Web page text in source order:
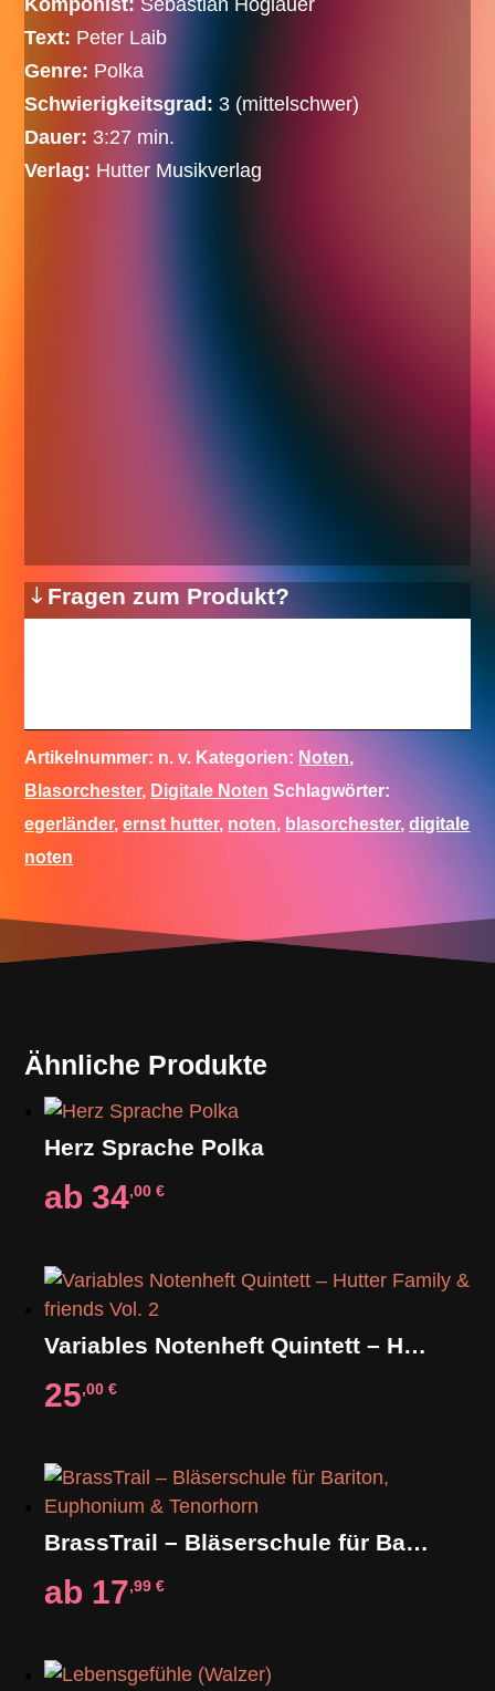
Komponist: Sebastian Höglauer
Text: Peter Laib
Genre: Polka
Schwierigkeitsgrad: 3 (mittelschwer)
Dauer: 3:27 min.
Verlag: Hutter Musikverlag
Fragen zum Produkt?
Artikelnummer: n. v. Kategorien: Noten,
Blasorchester, Digitale Noten Schlagwörter:
egerländer,ernst hutter, noten, blasorchester,digitale
noten
Ähnliche Produkte
Herz Sprache Polka
ab34,00€
Variables Notenheft Quintett – Hutter Family & friends Vol. 2
25,00€
BrassTrail – Bläserschule für Bariton, Euphonium & Tenorhorn
ab 17,99€